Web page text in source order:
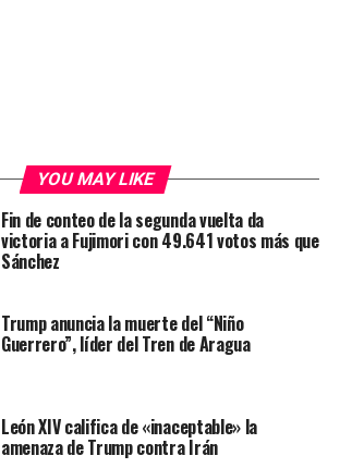
YOU MAY LIKE
Fin de conteo de la segunda vuelta da
victoria a Fujimori con 49.641 votos más que
Sánchez
Trump anuncia la muerte del “Niño
Guerrero”, líder del Tren de Aragua
León XIV califica de «inaceptable» la
amenaza de Trump contra Irán